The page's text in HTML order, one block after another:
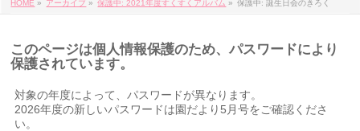
HOME » アーカイブ » 保護中: 2021年度すくすくアルバム » 保護中: 誕生日会のきろく
このページは個人情報保護のため、パスワードにより
保護されています。
対象の年度によって、パスワードが異なります。
2026年度の新しいパスワードは園だより5月号をご確認くださ
い。